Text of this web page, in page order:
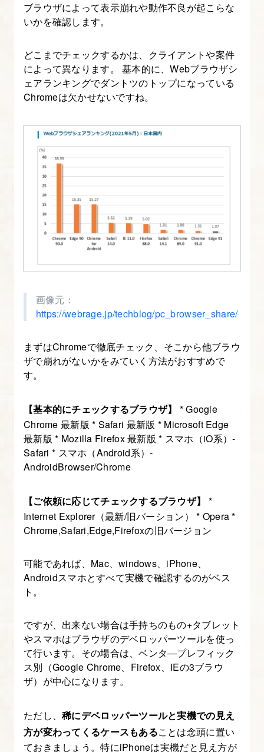
ブラウザによって表示崩れや動作不良が起こらな
いかを確認します。
どこまでチェックするかは、クライアントや案件
によって異なります。 基本的に、Webブラウザシ
ェアランキングでダントツのトップになっている
Chromeは欠かせないですね。
画像元：
https://webrage.jp/techblog/pc_browser_share/
まずはChromeで徹底チェック、そこから他ブラウ
ザで崩れがないかをみていく方法がおすすめで
す。
【基本的にチェックするブラウザ】
* Google
Chrome 最新版 * Safari 最新版 * Microsoft Edge
最新版 * Mozilla Firefox 最新版 * スマホ（iO系）-
Safari * スマホ（Android系）-
AndroidBrowser/Chrome
【ご依頼に応じてチェックするブラウザ】
*
Internet Explorer（最新/旧バーション） * Opera *
Chrome,Safari,Edge,Firefoxの旧バージョン
可能であれば、Mac、windows、iPhone、
Androidスマホとすべて実機で確認するのがベス
ト。
ですが、出来ない場合は手持ちのもの+タブレット
やスマホはブラウザのデベロッパーツールを使っ
て行います。その場合は、ベンタ―プレフィック
ス別（Google Chrome、Firefox、IEの3ブラウ
ザ）が中心になります。
ただし、稀にデベロッパーツールと実機での見え
方が変わってくるケースもあることは念頭に置い
ておきましょう。特にiPhoneは実機だと見え方が